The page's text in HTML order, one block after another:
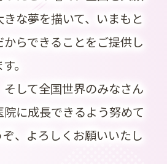
な夢を描いて、いまもと
らできることをご提供し
。
して全国世界のみなさん
に成長できるよう努めて
、よろしくお願いいたし